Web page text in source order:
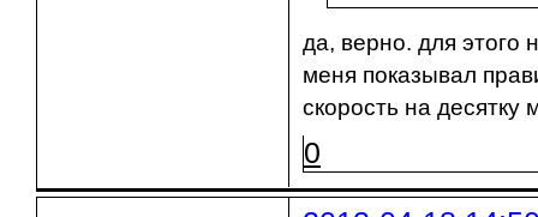
да, верно. для этого
меня показывал
скорость на
0